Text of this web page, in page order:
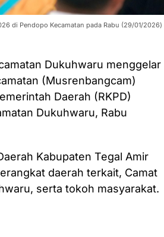
di Pendopo Kecamatan pada Rabu (29/01/2026)
Dukuhwaru menggelar
(Musrenbangcam)
Daerah (RKPD)
Dukuhwaru, Rabu
Kabupaten Tegal Amir
daerah terkait, Camat
serta tokoh masyarakat.